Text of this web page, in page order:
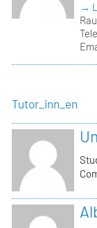
→
Tutor_inn_en